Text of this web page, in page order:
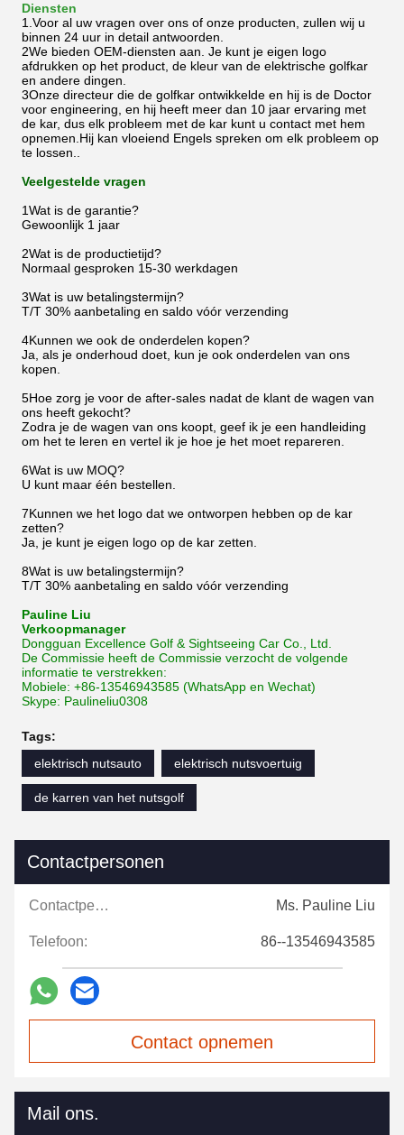
Diensten
1.Voor al uw vragen over ons of onze producten, zullen wij u
binnen 24 uur in detail antwoorden.
2We bieden OEM-diensten aan. Je kunt je eigen logo
afdrukken op het product, de kleur van de elektrische golfkar
en andere dingen.
3Onze directeur die de golfkar ontwikkelde en hij is de Doctor
voor engineering, en hij heeft meer dan 10 jaar ervaring met
de kar, dus elk probleem met de kar kunt u contact met hem
opnemen.Hij kan vloeiend Engels spreken om elk probleem op
te lossen..
Veelgestelde vragen
1Wat is de garantie?
Gewoonlijk 1 jaar
2Wat is de productietijd?
Normaal gesproken 15-30 werkdagen
3Wat is uw betalingstermijn?
T/T 30% aanbetaling en saldo vóór verzending
4Kunnen we ook de onderdelen kopen?
Ja, als je onderhoud doet, kun je ook onderdelen van ons
kopen.
5Hoe zorg je voor de after-sales nadat de klant de wagen van
ons heeft gekocht?
Zodra je de wagen van ons koopt, geef ik je een handleiding
om het te leren en vertel ik je hoe je het moet repareren.
6Wat is uw MOQ?
U kunt maar één bestellen.
7Kunnen we het logo dat we ontworpen hebben op de kar
zetten?
Ja, je kunt je eigen logo op de kar zetten.
8Wat is uw betalingstermijn?
T/T 30% aanbetaling en saldo vóór verzending
Pauline Liu
Verkoopmanager
Dongguan Excellence Golf & Sightseeing Car Co., Ltd.
De Commissie heeft de Commissie verzocht de volgende
informatie te verstrekken:
Mobiele: +86-13546943585 (WhatsApp en Wechat)
Skype: Paulineliu0308
Tags:
elektrisch nutsauto
elektrisch nutsvoertuig
de karren van het nutsgolf
Contactpersonen
Contactpersonen: Ms. Pauline Liu
Telefoon: 86--13546943585
Contact opnemen
Mail ons.